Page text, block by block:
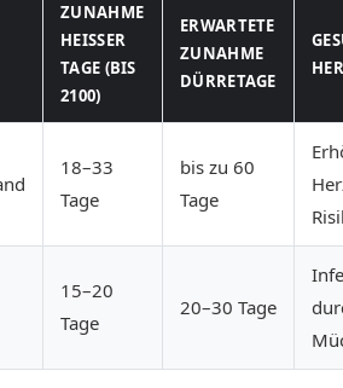
ZUNAHME
HEISSER T
AGE (BIS 2
100)
ERWARTETE
ZUNAHME
DÜRRETAGE
18–33
Tage
bis zu 60
Tage
15–20
Tage
20–30 Tage